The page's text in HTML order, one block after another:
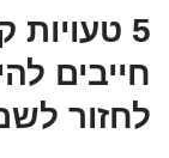
5
חייבים
לחזור